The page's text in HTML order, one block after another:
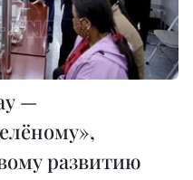
—
развитию